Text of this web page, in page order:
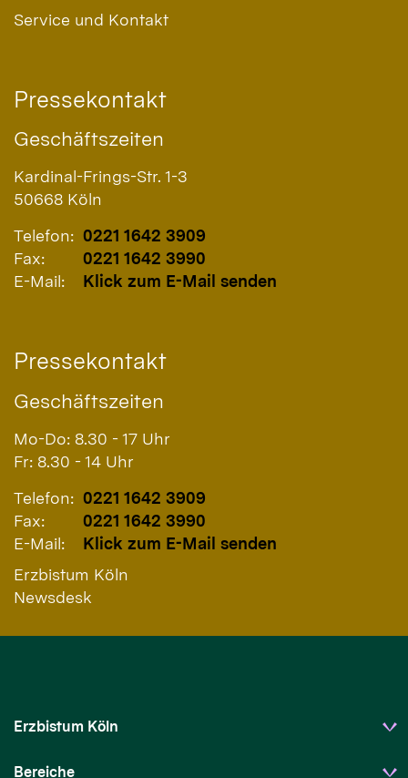
Service und Kontakt
Pressekontakt
Geschäftszeiten
Kardinal-Frings-Str. 1-3
50668 Köln
Telefon: 0221 1642 3909
Fax:
0221 1642 3990
E-Mail:
Klick zum E-Mail senden
Pressekontakt
Geschäftszeiten
Mo-Do: 8.30 - 17 Uhr
Fr: 8.30 - 14 Uhr
Telefon: 0221 1642 3909
Fax:
0221 1642 3990
E-Mail:
Klick zum E-Mail senden
Erzbistum Köln
Newsdesk
Erzbistum Köln
Bereiche